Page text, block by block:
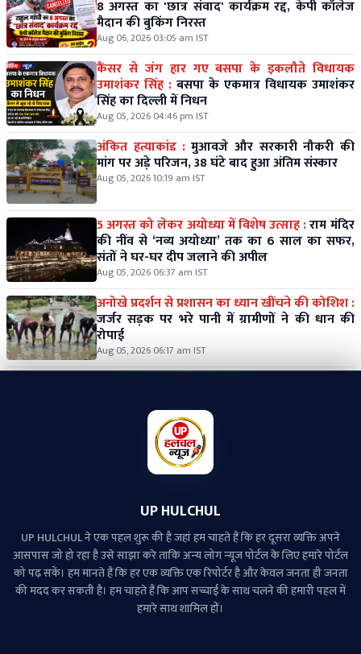
8 अगस्त का 'छात्र संवाद' कार्यक्रम रद्द, केपी कॉलेज
मैदान की बुकिंग निरस्त
Aug 06, 2026 03:05 am IST
कैंसर से जंग हार गए बसपा के इकलौते विधायक
उमाशंकर सिंह : बसपा के एकमात्र विधायक उमाशंकर
सिंह का दिल्ली में निधन
Aug 05, 2026 04:46 pm IST
अंकित हत्याकांड : मुआवजे और सरकारी नौकरी की
मांग पर अड़े परिजन, 38 घंटे बाद हुआ अंतिम संस्कार
Aug 05, 2026 10:19 am IST
5 अगस्त को लेकर अयोध्या में विशेष उत्साह :राम मंदिर
की नींव से ‘नव्य अयोध्या’ तक का 6 साल का सफर,
संतों ने घर-घर दीप जलाने की अपील
Aug 05, 2026 06:37 am IST
अनोखे प्रदर्शन से प्रशासन का ध्यान खींचने की कोशिश :
जर्जर सड़क पर भरे पानी में ग्रामीणों ने की धान की
रोपाई
Aug 05, 2026 06:17 am IST
UP HULCHUL
UP HULCHUL ने एक पहल शुरू की है जहां हम चाहते हैं कि हर दूसरा व्‍यक्ति अपने
आसपास जो हो रहा है उसे साझा करे ताकि अन्‍य लोग न्‍यूज पोर्टल के लिए हमारे पोर्टल
को पढ़ सकें। हम मानते हैं कि हर एक व्यक्ति एक रिपोर्टर है और केवल जनता ही जनता
की मदद कर सकती है। हम चाहते हैं कि आप सच्चाई के साथ चलने की हमारी पहल में
हमारे साथ शामिल हों।